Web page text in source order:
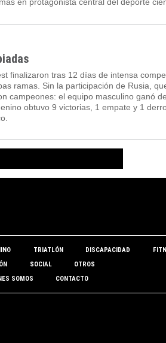
en protagonista central del deporte
finalizaron tras 12 días de intensa
ramas. Sin la participación de Rusia,
campeones: el equipo masculino ganó
obtuvo 9 victorias, 1 empate y 1
TRIATLÓN DISCAPACIDAD
SOCIAL
OTROS
SOMOS
CONTACTO